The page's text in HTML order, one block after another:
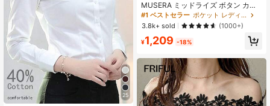
25
MUSERA ミッドライズ ボタン カプ
リ レギンス、夏のホリデー バケーシ
ョン Y2K エレガント キュート カジ
ュアル セクシー コレクティブ 学校
再開 パンツ、春のビジネス
#1 ベストセラー
ポケット レディースレギンス
3.8k+ sold
(1000+)
¥1,209 -18%